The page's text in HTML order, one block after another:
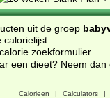
uit de groep
calorielijst
zoekformulier
een dieet? Neem
Calorieen | Calculators |